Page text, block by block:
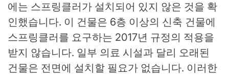
에는 스프링클러가 설치되어 있지 않은 것을 확
인했습니다. 이 건물은 6층 이상의 신축 건물에
스프링클러를 요구하는 2017년 규정의 적용을
받지 않습니다. 일부 의료 시설과 달리 오래된
건물은 전면에 설치할 필요가 없습니다. 이러한